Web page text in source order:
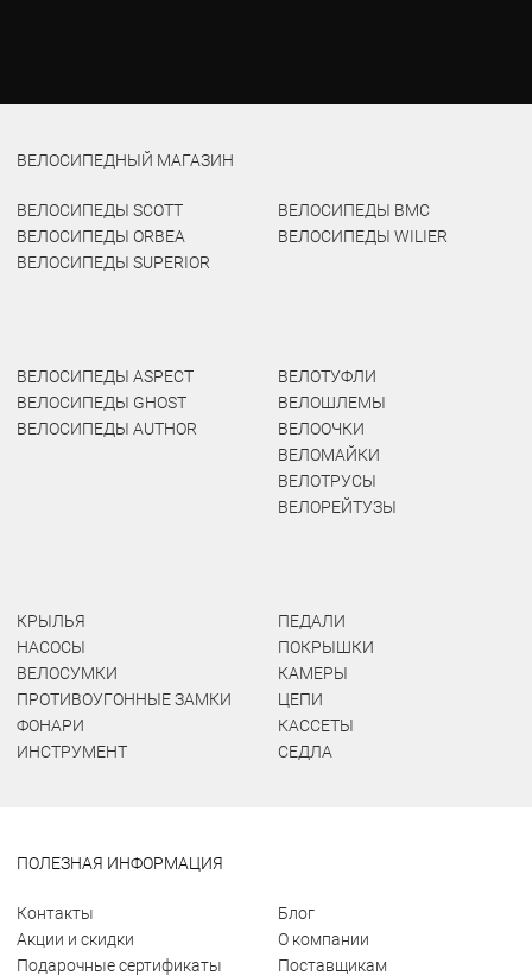
ВЕЛОСИПЕДНЫЙ МАГАЗИН
ВЕЛОСИПЕДЫ SCOTT
ВЕЛОСИПЕДЫ ORBEA
ВЕЛОСИПЕДЫ SUPERIOR
ВЕЛОСИПЕДЫ BMC
ВЕЛОСИПЕДЫ WILIER
ВЕЛОСИПЕДЫ ASPECT
ВЕЛОСИПЕДЫ GHOST
ВЕЛОСИПЕДЫ AUTHOR
ВЕЛОТУФЛИ
ВЕЛОШЛЕМЫ
ВЕЛООЧКИ
ВЕЛОМАЙКИ
ВЕЛОТРУСЫ
ВЕЛОРЕЙТУЗЫ
КРЫЛЬЯ
НАСОСЫ
ВЕЛОСУМКИ
ПРОТИВОУГОННЫЕ ЗАМКИ
ФОНАРИ
ИНСТРУМЕНТ
ПЕДАЛИ
ПОКРЫШКИ
КАМЕРЫ
ЦЕПИ
КАССЕТЫ
СЕДЛА
ПОЛЕЗНАЯ ИНФОРМАЦИЯ
Контакты
Акции и скидки
Подарочные сертификаты
Блог
О компании
Поставщикам